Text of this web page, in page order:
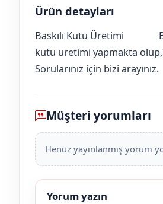
Ürün detayları
Baskılı Kutu Üretimi
kutu üretimi yapmakta
Sorularınız için bizi arayınız.
Müşteri yorumları
Henüz yayınlanmış yorum
Yorum yazın